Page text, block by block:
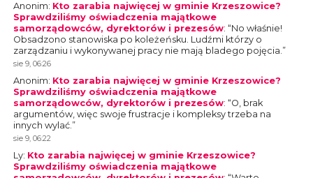
Anonim: Kto zarabia najwięcej w gminie Krzeszowice?
Sprawdziliśmy oświadczenia majątkowe
samorządowców, dyrektorów i prezesów: “No właśnie!
Obsadzono stanowiska po koleżeńsku. Ludźmi którzy o
zarządzaniu i wykonywanej pracy nie mają bladego pojęcia.”
sie 9, 06:26
Anonim: Kto zarabia najwięcej w gminie Krzeszowice?
Sprawdziliśmy oświadczenia majątkowe
samorządowców, dyrektorów i prezesów: “O, brak
argumentów, więc swoje frustracje i kompleksy trzeba na
innych wylać.”
sie 9, 06:22
Ly: Kto zarabia najwięcej w gminie Krzeszowice?
Sprawdziliśmy oświadczenia majątkowe